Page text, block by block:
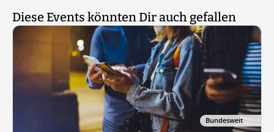
Diese Events könnten Dir auch gefallen
Bundesweit